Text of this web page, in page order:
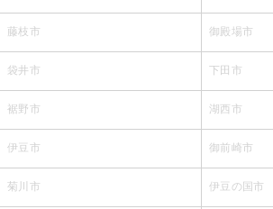
藤枝市 御殿場市
袋井市 下田市
裾野市 湖西市
伊豆市 御前崎市
菊川市 伊豆の国市